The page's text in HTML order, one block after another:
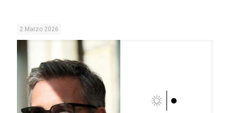
2 Marzo 2026